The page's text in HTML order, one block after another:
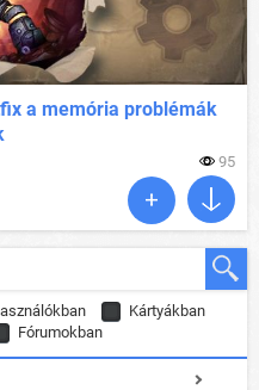
a memória problémák
95
Kártyákban
Fórumokban